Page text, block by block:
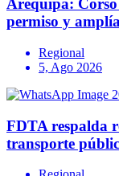
Arequipa:
permiso y
Regional
5, Ago 2026
FDTA respalda
transporte